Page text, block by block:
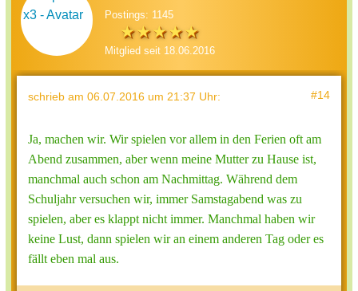
Postings: 1145
Mitglied seit 18.06.2016
schrieb am 06.07.2016 um 21:37 Uhr: #14
Ja, machen wir. Wir spielen vor allem in den Ferien oft am
Abend zusammen, aber wenn meine Mutter zu Hause ist,
manchmal auch schon am Nachmittag. Während dem
Schuljahr versuchen wir, immer Samstagabend was zu
spielen, aber es klappt nicht immer. Manchmal haben wir
keine Lust, dann spielen wir an einem anderen Tag oder es
fällt eben mal aus.